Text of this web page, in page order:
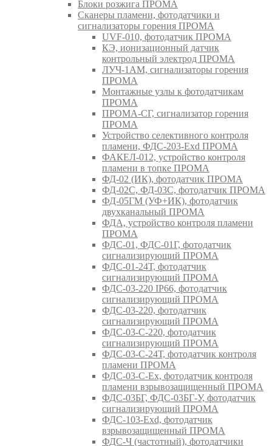
Блоки розжига ПРОМА
Сканеры пламени, фотодатчики и
сигнализаторы горения ПРОМА
UVF-010, фотодатчик ПРОМА
КЭ, ионизационный датчик
контрольный электрод ПРОМА
ЛУЧ-1АМ, сигнализаторы горения
ПРОМА
Монтажные узлы к фотодатчикам
ПРОМА
ПРОМА-СГ, сигнализатор горения
ПРОМА
Устройство селективного контроля
пламени, ФДС-203-Exd ПРОМА
ФАКЕЛ-012, устройство контроля
пламени в топке ПРОМА
ФД-02 (ИК), фотодатчик ПРОМА
ФД-02С, ФД-03С, фотодатчик ПРОМА
ФД-05ГМ (УФ+ИК), фотодатчик
двухканальный ПРОМА
ФДА, устройство контроля пламени
ПРОМА
ФДС-01, ФДС-01Г, фотодатчик
сигнализирующий ПРОМА
ФДС-01-24Т, фотодатчик
сигнализирующий ПРОМА
ФДС-03-220 IP66, фотодатчик
сигнализирующий ПРОМА
ФДС-03-220, фотодатчик
сигнализирующий ПРОМА
ФДС-03-С-220, фотодатчик
сигнализирующий ПРОМА
ФДС-03-С-24Т, фотодатчик контроля
пламени ПРОМА
ФДС-03-С-Ex, фотодатчик контроля
пламени взрывозащищенный ПРОМА
ФДС-03БГ, ФДС-03БГ-У, фотодатчик
сигнализирующий ПРОМА
ФДС-103-Ехd, фотодатчик
взрывозащищенный ПРОМА
ФДС-Ч (частотный), фотодатчики